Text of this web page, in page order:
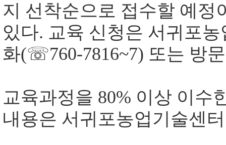
지 선착순으로 접수할 예정
있다. 교육 신청은 서귀포
화(☏760-7816~7) 또는 방
교육과정을 80% 이상 이수
내용은 서귀포농업기술센